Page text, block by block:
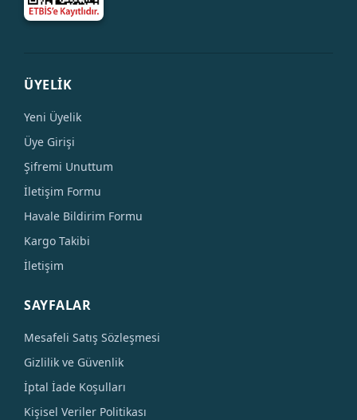
ÜYELİK
Yeni Üyelik
Üye Girişi
Şifremi Unuttum
İletişim Formu
Havale Bildirim Formu
Kargo Takibi
İletişim
SAYFALAR
Mesafeli Satış Sözleşmesi
Gizlilik ve Güvenlik
İptal İade Koşulları
Kişisel Veriler Politikası